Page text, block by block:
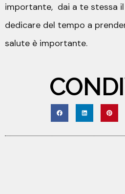
importante, dai a te stessa
dedicare del tempo a
salute è importante.